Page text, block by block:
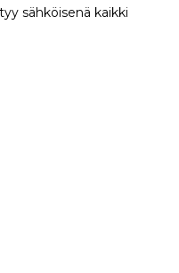
sähköisenä kaikki